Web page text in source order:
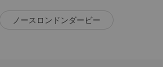
ノースロンドンダービー